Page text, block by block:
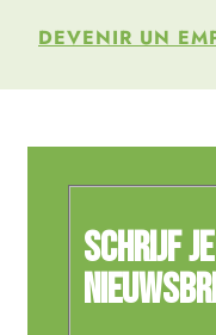
DEVENIR UN